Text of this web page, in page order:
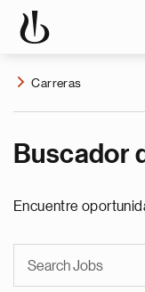
Carreras
Buscador
Encuentre